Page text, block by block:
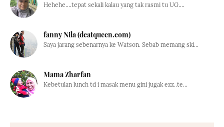
Hehehe....tepat sekali kalau yang tak rasmi tu UG....
fanny Nila (dcatqueen.com)
Saya jarang sebenarnya ke Watson. Sebab memang ski...
Mama Zharfan
Kebetulan lunch td i masak menu gini jugak ezz..te...